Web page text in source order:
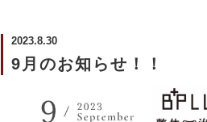
2023.8.30
9月のお知らせ！！